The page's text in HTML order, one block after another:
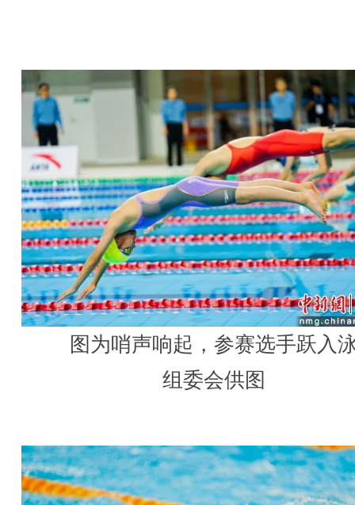
图为哨声响起，参赛选手跃入
组委会供图